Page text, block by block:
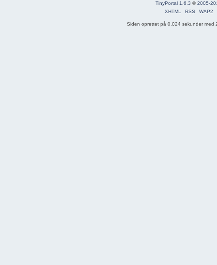
TinyPortal 1.6.3 ©2005-
XHTML
RSS WAP2
Siden oprettet på 0.024 sekunder med